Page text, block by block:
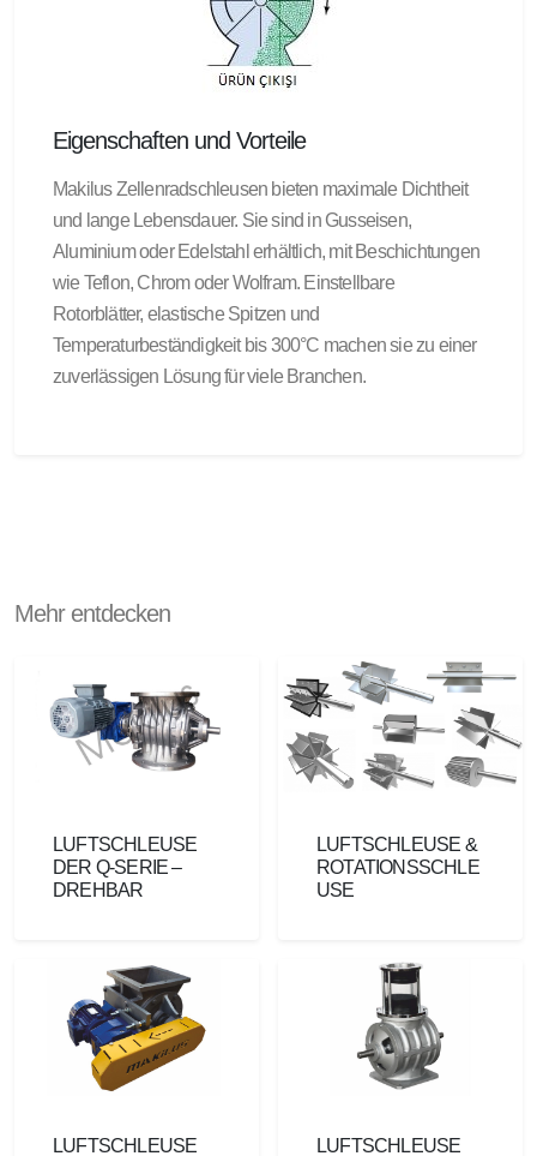
Eigenschaften und Vorteile
Makilus Zellenradschleusen bieten maximale Dichtheit
und lange Lebensdauer. Sie sind in Gusseisen,
Aluminium oder Edelstahl erhältlich, mit Beschichtungen
wie Teflon, Chrom oder Wolfram. Einstellbare
Rotorblätter, elastische Spitzen und
Temperaturbeständigkeit bis 300°C machen sie zu einer
zuverlässigen Lösung für viele Branchen.
Mehr entdecken
LUFTSCHLEUSE
DER Q-SERIE –
DREHBAR
LUFTSCHLEUSE &
ROTATIONSSCHLE
USE
LUFTSCHLEUSE LUFTSCHLEUSE